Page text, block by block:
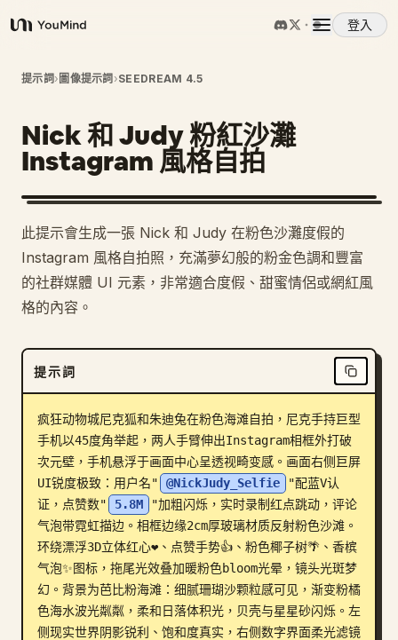
YouMind
登入
概覽
使用案例
技能
提示詞
定價
下載
部落格
更新
提示詞› 圖像提示詞 ›SEEDREAM 4.5
Nick 和 Judy 粉紅沙灘
Instagram 風格自拍
此提示會生成一張 Nick 和 Judy 在粉色沙灘度假的
Instagram 風格自拍照，充滿夢幻般的粉金色調和豐富
的社群媒體 UI 元素，非常適合度假、甜蜜情侶或網紅風
格的內容。
提示詞
疯狂动物城尼克狐和朱迪兔在粉色海滩自拍，尼克手持巨型
手机以45度角举起，两人手臂伸出Instagram相框外打破
次元壁，手机悬浮于画面中心呈透视畸变感。画面右侧巨屏
UI锐度极致：用户名"
@NickJudy_Selfie
"配蓝V认
证，点赞数"
5.8M
"加粗闪烁，实时录制红点跳动，评论
气泡带霓虹描边。相框边缘2cm厚玻璃材质反射粉色沙滩。
环绕漂浮3D立体红心❤️、点赞手势👍、粉色椰子树🌴、香槟
气泡✨图标，拖尾光效叠加暖粉色bloom光晕，镜头光斑梦
幻。背景为芭比粉海滩：细腻珊瑚沙颗粒感可见，渐变粉橘
色海水波光粼粼，柔和日落体积光，贝壳与星星砂闪烁。左
侧现实世界阴影锐利、饱和度真实，右侧数字界面柔光滤镜